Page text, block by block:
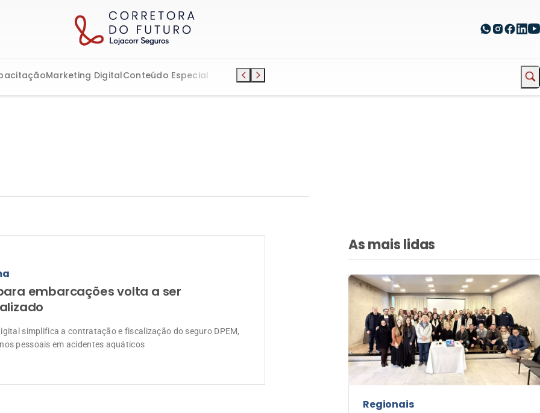
Marketing DigitalConteúdo Especial
embarcações volta a ser
simplifica a contratação e fiscalização do seguro DPEM,
pessoais em acidentes aquáticos
As mais lidas
Regionais